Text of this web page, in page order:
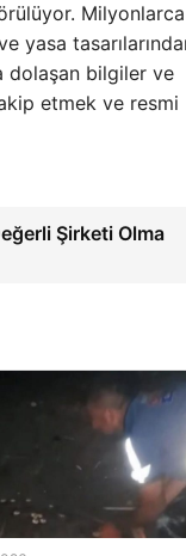
Milyonlarca
yasa
dolaşan bilgiler ve
etmek ve resmi
Şirketi Olma